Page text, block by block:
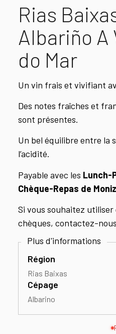
Rias
Albariño A
do Mar
Un vin frais et vivifiant
Des notes fraîches et
sont présentes.
Un bel équilibre entre la
l’acidité.
Payable avec les Lunch-
Chèque-Repas de
Si vous souhaitez utiliser
chèques, contactez-
Région
Rias Baixas
Cépage
Albarino